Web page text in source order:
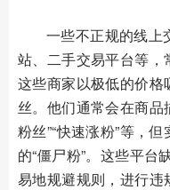
一些不正规的线上
站、二手交易平台等，
这些商家以极低的价
丝。他们通常会在商品
粉丝”“快速涨粉”等，
的“僵尸粉”。这些平台
易地规避规则，进行违